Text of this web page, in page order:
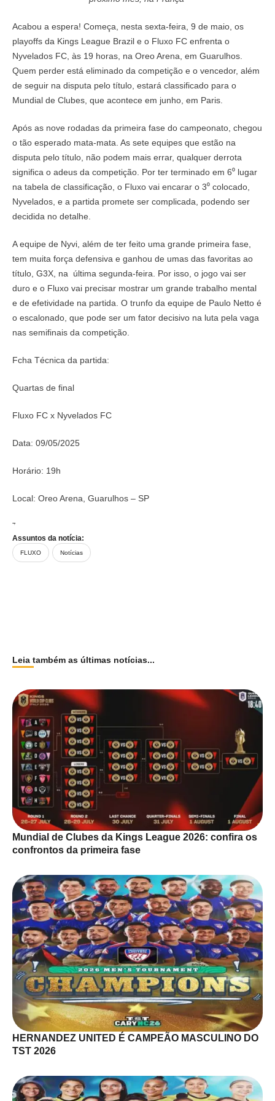
Acabou a espera! Começa, nesta sexta-feira, 9 de maio, os
playoffs da Kings League Brazil e o Fluxo FC enfrenta o
Nyvelados FC, às 19 horas, na Oreo Arena, em Guarulhos.
Quem perder está eliminado da competição e o vencedor, além
de seguir na disputa pelo título, estará classificado para o
Mundial de Clubes, que acontece em junho, em Paris.
Após as nove rodadas da primeira fase do campeonato, chegou
o tão esperado mata-mata. As sete equipes que estão na
disputa pelo título, não podem mais errar, qualquer derrota
significa o adeus da competição. Por ter terminado em 6⁰ lugar
na tabela de classificação, o Fluxo vai encarar o 3⁰ colocado,
Nyvelados, e a partida promete ser complicada, podendo ser
decidida no detalhe.
A equipe de Nyvi, além de ter feito uma grande primeira fase,
tem muita força defensiva e ganhou de umas das favoritas ao
título, G3X, na última segunda-feira. Por isso, o jogo vai ser
duro e o Fluxo vai precisar mostrar um grande trabalho mental
e de efetividade na partida. O trunfo da equipe de Paulo Netto é
o escalonado, que pode ser um fator decisivo na luta pela vaga
nas semifinais da competição.
Fcha Técnica da partida:
Quartas de final
Fluxo FC x Nyvelados FC
Data: 09/05/2025
Horário: 19h
Local: Oreo Arena, Guarulhos – SP
Transmissão: Youtube da Cazé TV e da Kings League Brazil
Assuntos da notícia:
FLUXO Notícias
Leia também as últimas notícias...
Mundial de Clubes da Kings League 2026: confira os
confrontos da primeira fase
HERNANDEZ UNITED É CAMPEÃO MASCULINO DO
TST 2026